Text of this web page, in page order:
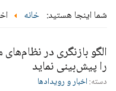
شما اینجا هستید: خانه
الگو بازنگری در
را پیش‌بینی نماید
دسته:اخبار و رویدادها